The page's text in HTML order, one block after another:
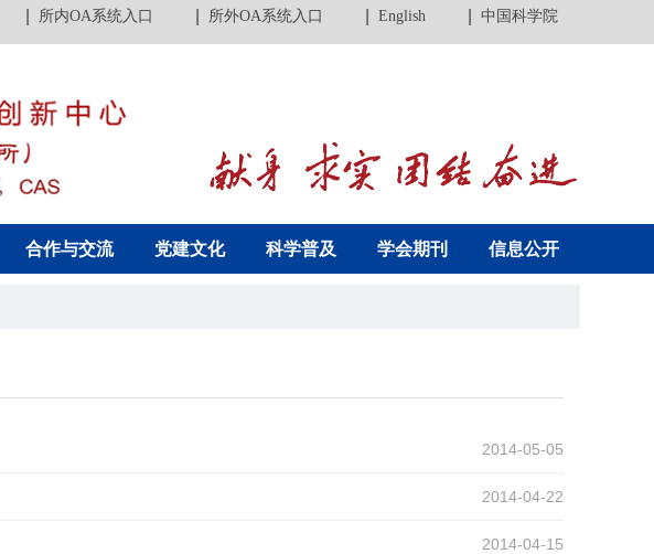
所内OA系统入口 所外OA系统入口 English 中国科学院
合作与交流 党建文化 科学普及 学会期刊 信息公开
2014-05-05
2014-04-22
2014-04-15